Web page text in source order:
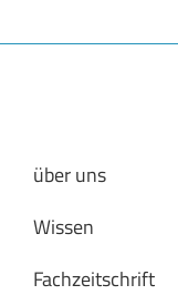
über uns
Wissen
Fachzeitschrift